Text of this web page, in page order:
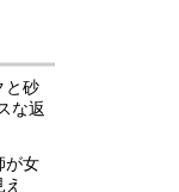
と砂
な返
が女